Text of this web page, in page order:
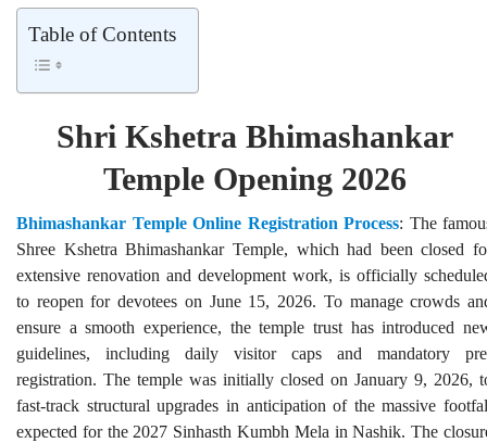
Table of Contents
Shri Kshetra Bhimashankar
Temple Opening 2026
Bhimashankar Temple Online Registration Process: The
Shree Kshetra Bhimashankar Temple, which had been closed
extensive renovation and development work, is officially
to reopen for devotees on June 15, 2026. To manage crowds
ensure a smooth experience, the temple trust has introduced
guidelines, including daily visitor caps and mandatory
registration. The temple was initially closed on January 9, 2026,
fast-track structural upgrades in anticipation of the massive
expected for the 2027 Sinhasth Kumbh Mela in Nashik. The